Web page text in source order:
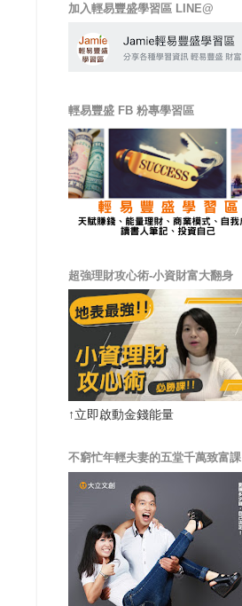
加入輕易豐盛學習區 LINE@
輕易豐盛 FB 粉專學習區
超強理財攻心術-小資財富大翻身
↑立即啟動金錢能量
不窮忙年輕夫妻的五堂千萬致富課